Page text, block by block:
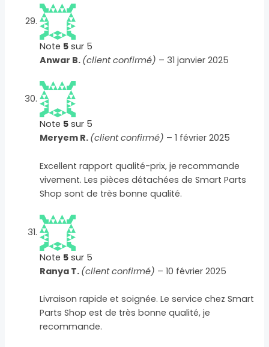
Note 5 sur 5
Anwar B. (client confirmé) – 31 janvier 2025
Note 5 sur 5
Meryem R. (client confirmé) – 1 février 2025
Excellent rapport qualité-prix, je recommande
vivement. Les pièces détachées de Smart Parts
Shop sont de très bonne qualité.
Note 5 sur 5
Ranya T. (client confirmé) – 10 février 2025
Livraison rapide et soignée. Le service chez Smart
Parts Shop est de très bonne qualité, je
recommande.